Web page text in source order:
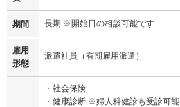
期間 長期 ※開始日の相談可能です
雇用
形態
派遣社員（有期雇用派遣）
・社会保険
・健康診断 ※婦人科健診も受診可能